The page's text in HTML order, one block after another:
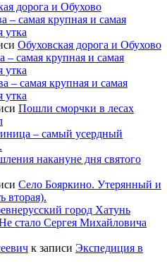
дорога и Обухово
– самая крупная и самая
утка
Обуховская дорога и Обухово
– самая крупная и самая
утка
– самая крупная и самая
утка
Пошли сморчки в лесах
– самый усердный
накануне дня святого
Село Бояркино. Утерянный и
вторая).
город Хатунь
стало Сергея Михайловича
к записи Экспедиция в